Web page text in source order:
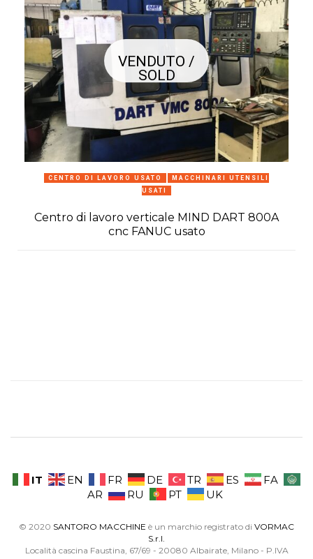
VENDUTO /
SOLD
CENTRO DI LAVORO USATO
MACCHINARI UTENSILI
USATI
Centro di lavoro verticale MIND DART 800A
cnc FANUC usato
IT EN FR DE TR ES
FA
AR
RU PT UK
© 2020 SANTORO MACCHINE è un marchio registrato di VORMAC
S.r.l.
Località cascina Faustina, 67/69 - 20080 Albairate, Milano - P.IVA